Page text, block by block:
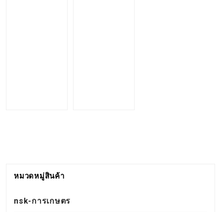
หมวดหมู่สินค้า
nsk-การเกษตร